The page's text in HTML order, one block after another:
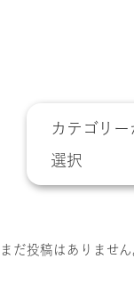
カテゴリー
選択
まだ投稿はありません